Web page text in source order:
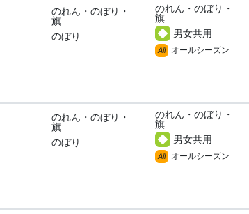
のれん・のぼり・
旗
のぼり
のれん・のぼり・
旗
男女共用
All オールシーズン
のれん・のぼり・
旗
のぼり
のれん・のぼり・
旗
男女共用
All オールシーズン